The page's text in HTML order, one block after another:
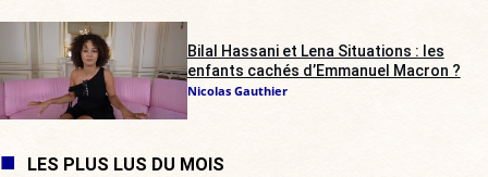
Bilal Hassani et Lena Situations : les
enfants cachés d’Emmanuel Macron ?
Nicolas Gauthier
LES PLUS LUS DU MOIS